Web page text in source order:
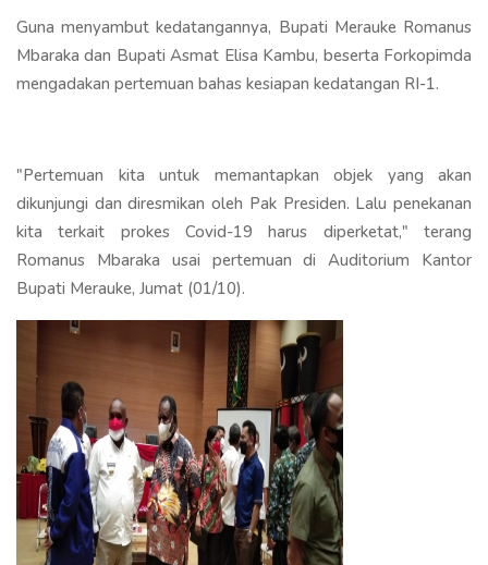
Guna menyambut kedatangannya, Bupati Merauke Romanus
Mbaraka dan Bupati Asmat Elisa Kambu, beserta Forkopimda
mengadakan pertemuan bahas kesiapan kedatangan RI-1.
"Pertemuan kita untuk memantapkan objek yang akan
dikunjungi dan diresmikan oleh Pak Presiden. Lalu penekanan
kita terkait prokes Covid-19 harus diperketat," terang
Romanus Mbaraka usai pertemuan di Auditorium Kantor
Bupati Merauke, Jumat (01/10).